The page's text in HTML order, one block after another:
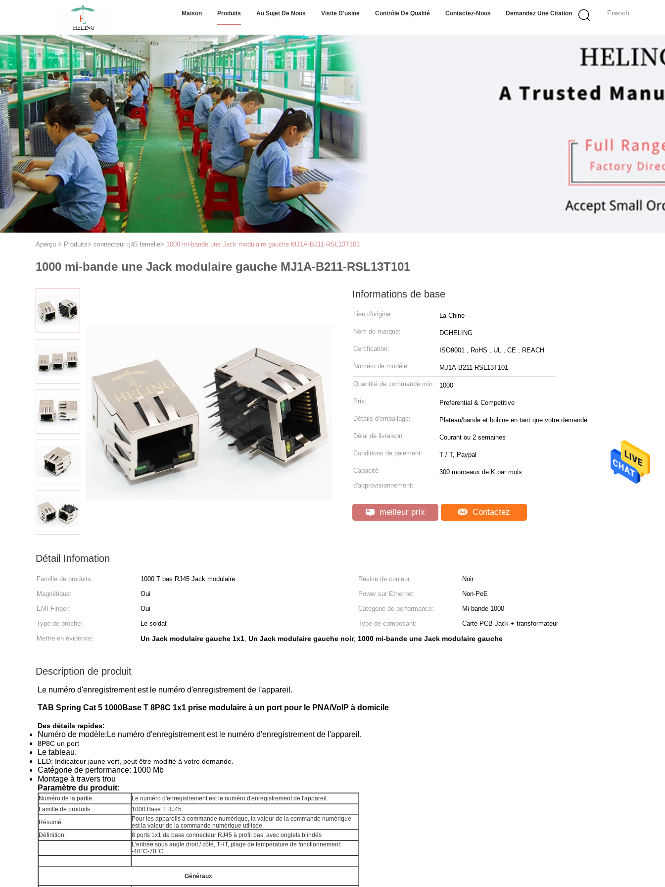
French
Maison Produits Au Sujet De Nous Visite D'usine Contrôle De Qualité Contactez-Nous Demandez Une Citation
Aperçu > Produits> connecteur rj45 femelle> 1000 mi-bande une Jack modulaire gauche MJ1A-B211-RSL13T101
1000 mi-bande une Jack modulaire gauche MJ1A-B211-RSL13T101
Informations de base
Lieu d'origine: La Chine
Nom de marque: DGHELING
Certification: ISO9001 , RoHS , UL , CE , REACH
Numéro de modèle: MJ1A-B211-RSL13T101
Quantité de commande min: 1000
Prix: Preferential & Competitive
Détails d'emballage: Plateau/bande et bobine en tant que votre demande
Délai de livraison: Courant ou 2 semaines
Conditions de paiement: T / T, Paypal
Capacité
d'approvisionnement:
300 morceaux de K par mois
meilleur prix Contactez
Détail Infomation
Famille de produits: 1000 T bas RJ45 Jack modulaire Résine de couleur:
Noir
Magnétique:
Oui Power sur Ethernet:
Non-PoE
EMI Finger:
Oui Catégorie de performance:
Mi-bande 1000
Type de broche:
Le soldat Type de composant:
Carte PCB Jack + transformateur
Mettre en évidence:
Un Jack modulaire gauche 1x1, Un Jack modulaire gauche noir, 1000 mi-bande une Jack modulaire gauche
Description de produit
Le numéro d'enregistrement est le numéro d'enregistrement de l'appareil.
TAB Spring Cat 5 1000Base T 8P8C 1x1 prise modulaire à un port pour le PNA/VoIP à domicile
Des détails rapides:
Numéro de modèle: Le numéro d'enregistrement est le numéro d'enregistrement de l'appareil.
8P8C un port
Le tableau.
LED: Indicateur jaune vert, peut être modifié à votre demande.
Catégorie de performance: 1000 Mb
Montage à travers trou
Paramètre du produit:
Numéro de la partie:
Le numéro d'enregistrement est le numéro d'enregistrement de l'appareil.
Famille de produits:
1000 Base T RJ45
Résumé:
Pour les appareils à commande numérique, la valeur de la commande numérique
est la valeur de la commande numérique utilisée.
Définition:
8 ports 1x1 de base connecteur RJ45 à profil bas, avec onglets blindés
L'entrée sous angle droit / côté, THT, plage de température de fonctionnement:
-40°C-70°C
Généraux